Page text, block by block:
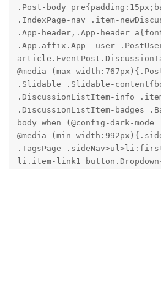
.Post-body
.IndexPage-nav .item-
.App-header,.App-header
.App.affix.App--user
@media (max-
.Slidable .Slidable-
.DiscussionListItem-info
.DiscussionListItem-badges
body when (@config-dark-
@media (min-
.TagsPage
li.item-link1